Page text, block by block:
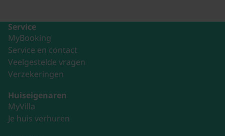
Service
MyBooking
Service en contact
Veelgestelde vragen
Verzekeringen
Huiseigenaren
MyVilla
Je huis verhuren